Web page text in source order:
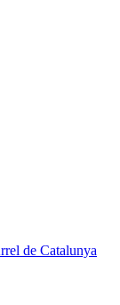
de Catalunya